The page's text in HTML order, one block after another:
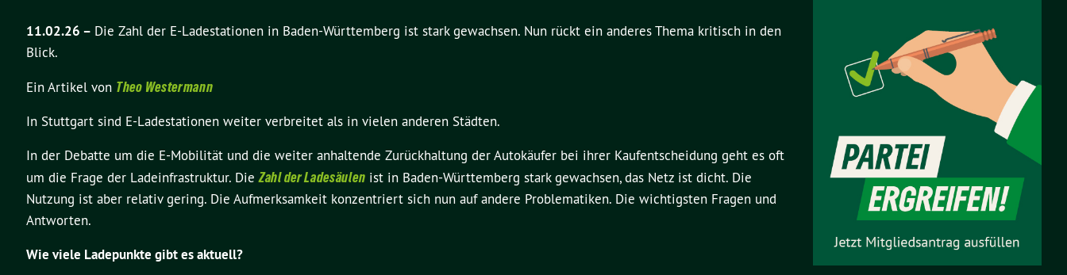
11.02.26 – Die Zahl der E-Ladestationen in Baden-Württemberg ist stark gewachsen. Nun rückt ein anderes Thema kritisch in den
Blick.
Ein Artikel von Theo Westermann
In Stuttgart sind E-Ladestationen weiter verbreitet als in vielen anderen Städten.
In der Debatte um die E-Mobilität und die weiter anhaltende Zurückhaltung der Autokäufer bei ihrer Kaufentscheidung geht es oft
um die Frage der Ladeinfrastruktur. DieZahl der Ladesäulen ist in Baden-Württemberg stark gewachsen, das Netz ist dicht. Die
Nutzung ist aber relativ gering. Die Aufmerksamkeit konzentriert sich nun auf andere Problematiken. Die wichtigsten Fragen und
Antworten.
Wie viele Ladepunkte gibt es aktuell?